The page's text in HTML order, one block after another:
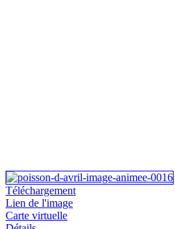
Téléchargement
Lien de l'image
Carte virtuelle